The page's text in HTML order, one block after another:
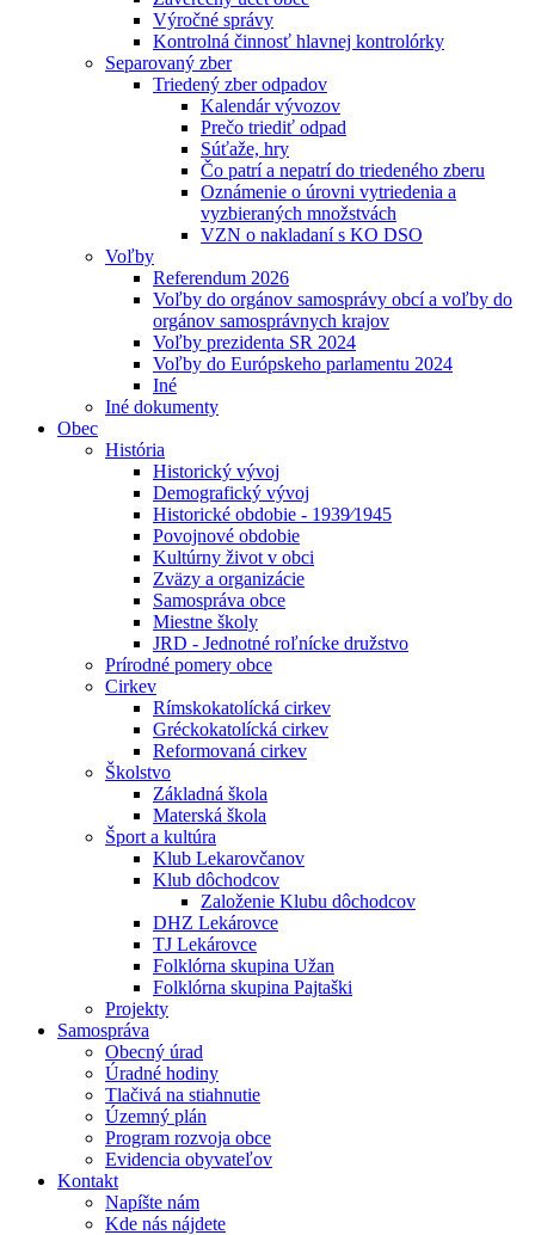
Výročné správy
Kontrolná činnosť hlavnej kontrolórky
Separovaný zber
Triedený zber odpadov
Kalendár vývozov
Prečo triediť odpad
Súťaže, hry
Čo patrí a nepatrí do triedeného zberu
Oznámenie o úrovni vytriedenia a
vyzbieraných množstvách
VZN o nakladaní s KO DSO
Voľby
Referendum 2026
Voľby do orgánov samosprávy obcí a voľby do
orgánov samosprávnych krajov
Voľby prezidenta SR 2024
Voľby do Európskeho parlamentu 2024
Iné
Iné dokumenty
Obec
História
Historický vývoj
Demografický vývoj
Historické obdobie - 1939⁄1945
Povojnové obdobie
Kultúrny život v obci
Zväzy a organizácie
Samospráva obce
Miestne školy
JRD - Jednotné roľnícke družstvo
Prírodné pomery obce
Cirkev
Rímskokatolícká cirkev
Gréckokatolícká cirkev
Reformovaná cirkev
Školstvo
Základná škola
Materská škola
Šport a kultúra
Klub Lekarovčanov
Klub dôchodcov
Založenie Klubu dôchodcov
DHZ Lekárovce
TJ Lekárovce
Folklórna skupina Užan
Folklórna skupina Pajtaški
Projekty
Samospráva
Obecný úrad
Úradné hodiny
Tlačivá na stiahnutie
Územný plán
Program rozvoja obce
Evidencia obyvateľov
Kontakt
Napíšte nám
Kde nás nájdete